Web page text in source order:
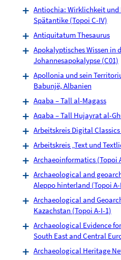
Antiochia: Wirklichkeit und
Spätantike (Topoi C-IV)
Antiquitatum Thesaurus
Apokalyptisches Wissen in
Johannesapokalypse (C01)
Apollonia und sein
Babunjë, Albanien
Aqaba – Tall al-Magass
Aqaba – Tall Hujayrat al-
Arbeitskreis Digital
Arbeitskreis „Text und
Archaeoinformatics (Topoi
Archaeological and
Aleppo hinterland (Topoi
Archaeological and
Kazachstan (Topoi A-I-1)
Archaeological Evidence
South East and Central
Archaeological Heritage